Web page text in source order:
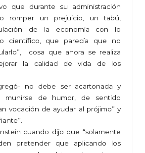
que durante su administración
romper un prejuicio, un tabú,
de la economía con lo
científico, que parecía que no
cosa que ahora se realiza
la calidad de vida de los
no debe ser acartonada y
munirse de humor, de sentido
vocación de ayudar al prójimo” y
cuando dijo que “solamente
pretender que aplicando los